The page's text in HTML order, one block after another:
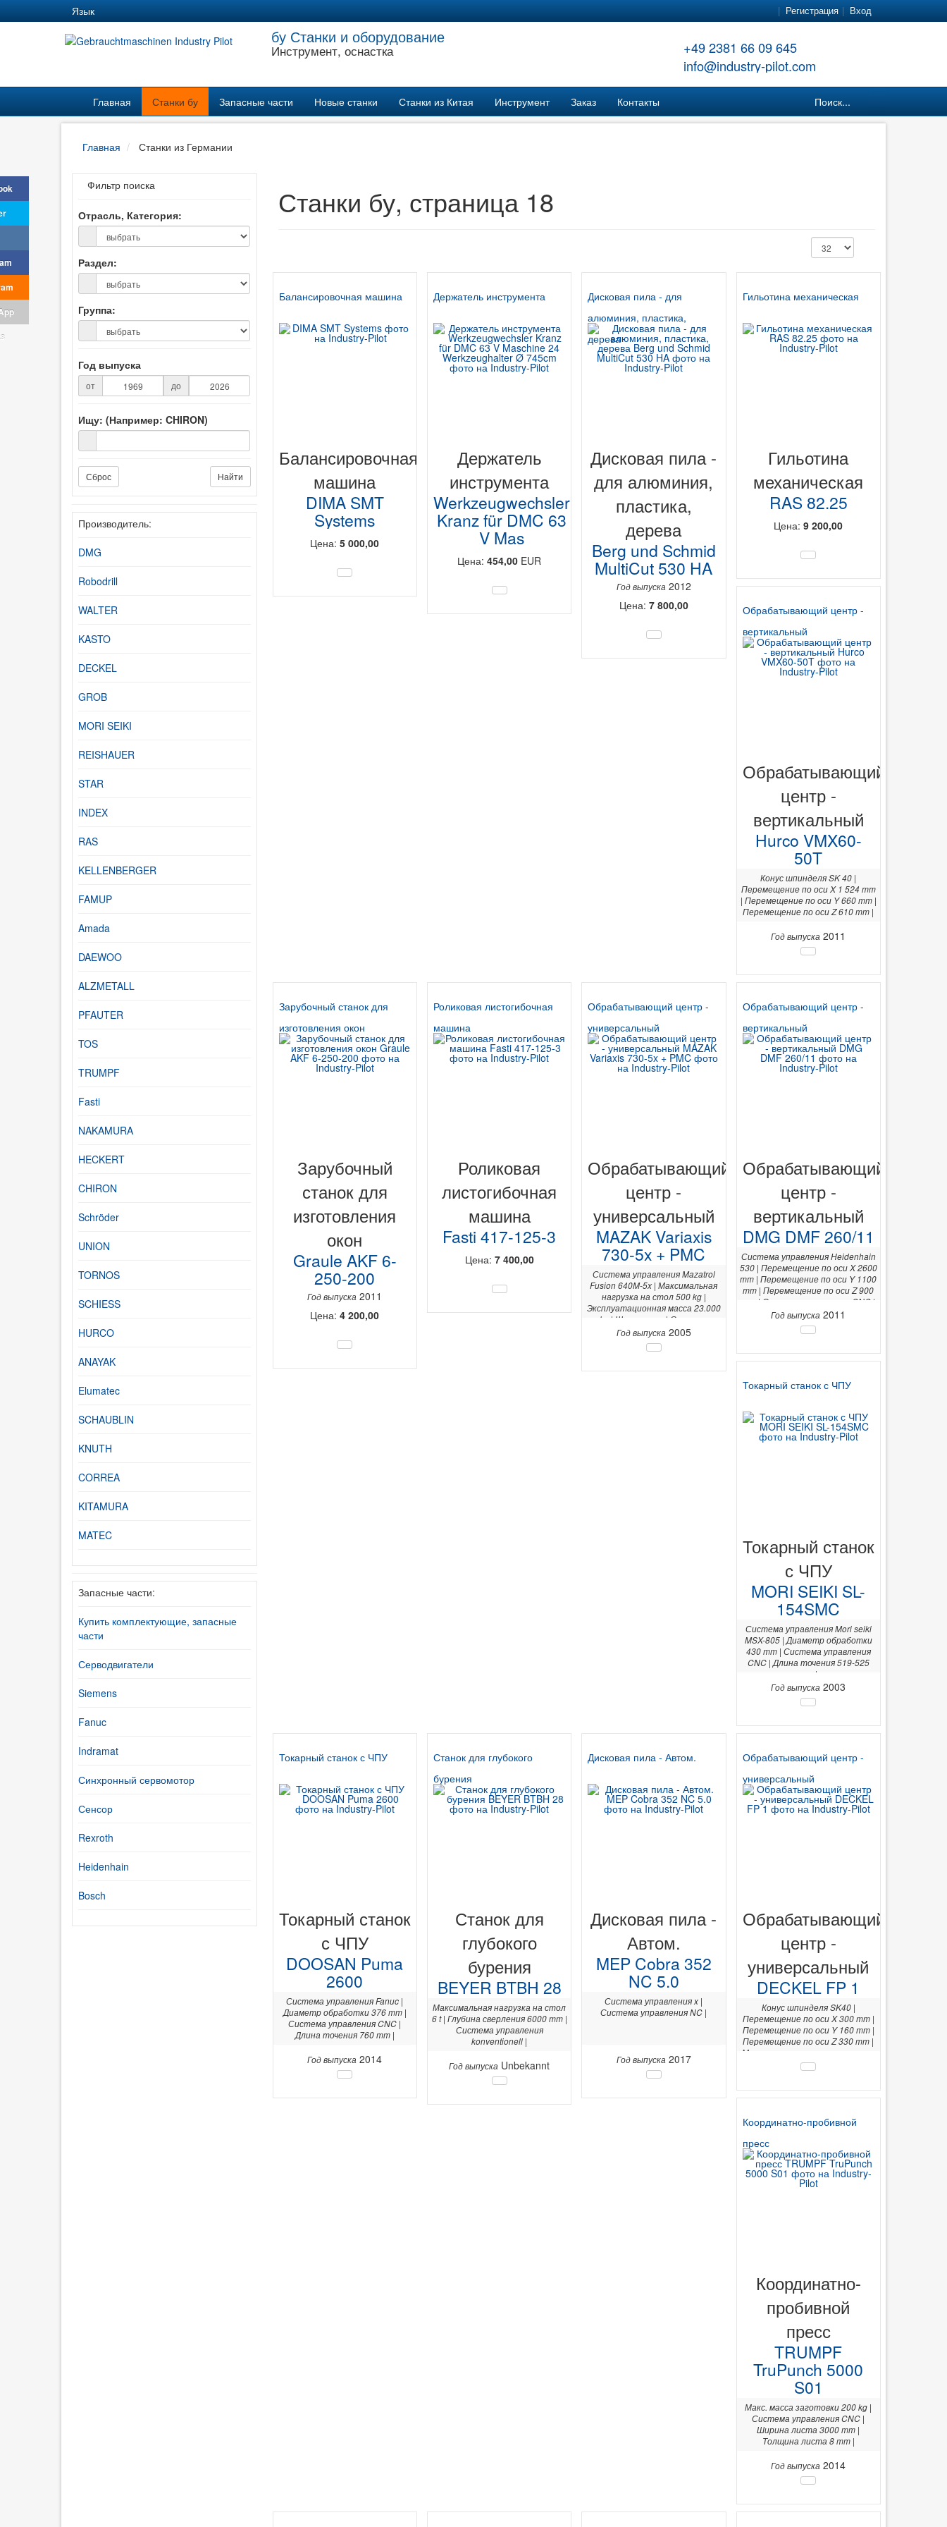
Язык Регистрация Вход
бу Станки и оборудование
Инструмент, оснастка
+49 2381 66 09 645
info@industry-pilot.com
Главная Станки бу Запасные части Новые станки Станки из Китая Инструмент Заказ Контакты Поиск...
Главная Станки из Германии
Фильтр поиска
Отрасль, Категория:
Раздел:
Группа:
Год выпуска
от до
Ищу: (Например: CHIRON)
Сброс Найти
Производитель:
DMG
Robodrill
WALTER
KASTO
DECKEL
GROB
MORI SEIKI
REISHAUER
STAR
INDEX
RAS
KELLENBERGER
FAMUP
Amada
DAEWOO
ALZMETALL
PFAUTER
TOS
TRUMPF
Fasti
NAKAMURA
HECKERT
CHIRON
Schröder
UNION
TORNOS
SCHIESS
HURCO
ANAYAK
Elumatec
SCHAUBLIN
KNUTH
CORREA
KITAMURA
MATEC
Запасные части:
Купить комплектующие, запасные
части
Серводвигатели
Siemens
Fanuc
Indramat
Синхронный сервомотор
Сенсор
Rexroth
Heidenhain
Bosch
Станки бу, страница 18
Балансировочная машина
Балансировочная
машина
DIMA SMT
Systems
Цена:5 000,00
Держатель инструмента
Держатель
инструмента
Werkzeugwechsler
Kranz für DMC 63
V Mas
Цена:454,00 EUR
Дисковая пила - для
алюминия, пластика,
дерева
Дисковая пила -
для алюминия,
пластика,
дерева
Berg und Schmid
MultiCut 530 HA
Год выпуска2012
Цена: 7 800,00
Гильотина механическая
Гильотина
механическая
RAS 82.25
Цена:9 200,00
Обрабатывающий центр -
вертикальный
Обрабатывающий
центр -
вертикальный
Hurco VMX60-
50T
Конус шпинделя SK 40 |
Перемещение по оси X 1 524 mm
| Перемещение по оси Y 660 mm |
Перемещение по оси Z 610 mm |
Год выпуска 2011
Зарубочный станок для
изготовления окон
Зарубочный
станок для
изготовления
окон
Graule AKF 6-
250-200
Год выпуска 2011
Цена:4 200,00
Роликовая листогибочная
машина
Роликовая
листогибочная
машина
Fasti 417-125-3
Цена: 7 400,00
Обрабатывающий центр -
универсальный
Обрабатывающий
центр -
универсальный
MAZAK Variaxis
730-5x + PMC
Система управления Mazatrol
Fusion 640M-5x | Максимальная
нагрузка на стол 500 kg |
Эксплуатационная масса 23.000
kg | Ширина mm | Система
управления CNC | Размер стола
500 x 500 mm | Длина mm |
Высота mm |
Год выпуска2005
Обрабатывающий центр -
вертикальный
Обрабатывающий
центр -
вертикальный
DMG DMF 260/11
Система управления Heidenhain
530 | Перемещение по оси X 2600
mm | Перемещение по оси Y 1100
mm | Перемещение по оси Z 900
mm | Система управления CNC |
Год выпуска 2011
Токарный станок с ЧПУ
Токарный станок
с ЧПУ
MORI SEIKI SL-
154SMC
Система управления Mori seiki
MSX-805 | Диаметр обработки
430 mm | Система управления
CNC | Длина точения 519-525
mm |
Год выпуска 2003
Токарный станок с ЧПУ
Токарный станок
с ЧПУ
DOOSAN Puma
2600
Система управления Fanuc |
Диаметр обработки 376 mm |
Система управления CNC |
Длина точения 760 mm |
Год выпуска 2014
Станок для глубокого
бурения
Станок для
глубокого
бурения
BEYER BTBH 28
Максимальная нагрузка на стол
6 t | Глубина сверления 6000 mm |
Система управления
konventionell |
Год выпуска Unbekannt
Дисковая пила - Автом.
Дисковая пила -
Автом.
MEP Cobra 352
NC 5.0
Система управления x |
Система управления NC |
Год выпуска2017
Обрабатывающий центр -
универсальный
Обрабатывающий
центр -
универсальный
DECKEL FP 1
Конус шпинделя SK40 |
Перемещение по оси X 300 mm |
Перемещение по оси Y 160 mm |
Перемещение по оси Z 330 mm |
Максимальная нагрузка на стол
200 kg | Система управления
Координатно-пробивной
пресс
Координатно-
пробивной
пресс
TRUMPF
TruPunch 5000
S01
Макс. масса заготовки 200 kg |
Система управления CNC |
Ширина листа 3000 mm |
Толщина листа 8 mm |
Год выпуска 2014